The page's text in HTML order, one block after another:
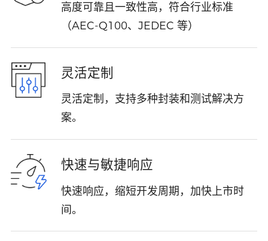
高度可靠且一致性高，符合行业标准
（AEC-Q100、JEDEC 等）
灵活定制
灵活定制，支持多种封装和测试解决方
案。
快速与敏捷响应
快速响应，缩短开发周期，加快上市时
间。